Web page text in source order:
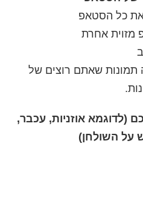
את כל הסטאפ
מזוית אחרת
תמונות שאתם רוצים של
(לדוגמא אוזניות, עכבר,
על השולחן)